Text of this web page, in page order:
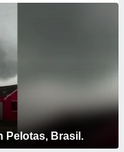
Pelotas, Brasil.